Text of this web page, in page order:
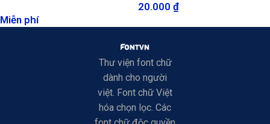
Miễn phí
20.000 ₫
Thư viện font chữ
dành cho người
việt. Font chữ Việt
hóa chọn lọc. Các